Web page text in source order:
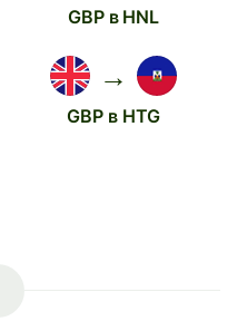
GBP в HNL
→
GBP в HTG